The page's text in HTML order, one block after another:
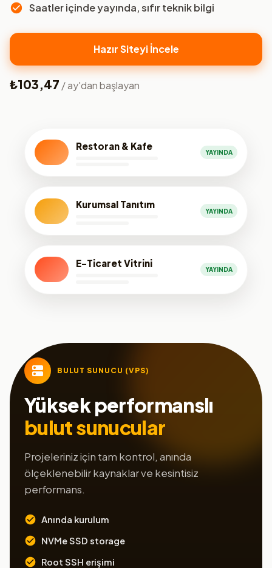
Saatler içinde yayında, sıfır teknik bilgi
Hazır Siteyi İncele
₺103,47 / ay'dan başlayan
Restoran & Kafe
YAYINDA
Kurumsal Tanıtım
YAYINDA
E-Ticaret Vitrini
YAYINDA
BULUT SUNUCU (VPS)
Yüksek performanslı
bulut sunucular
Projeleriniz için tam kontrol, anında
ölçeklenebilir kaynaklar ve kesintisiz
performans.
Anında kurulum
NVMe SSD storage
Root SSH erişimi